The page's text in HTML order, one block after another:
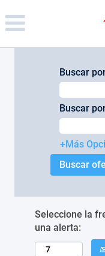
note:
This
Buscar
Buscar
+Más
Seleccione la
una alerta: